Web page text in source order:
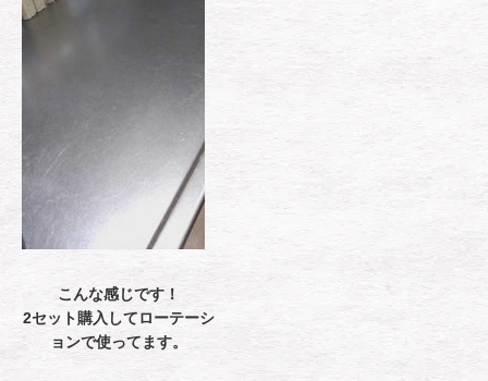
こんな感じです！
2セット購入してローテーシ
ョンで使ってます。